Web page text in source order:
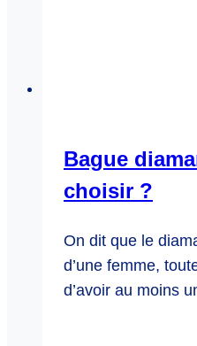
Bague
choisir ?
On dit que le
d’une femme,
d’avoir au moins